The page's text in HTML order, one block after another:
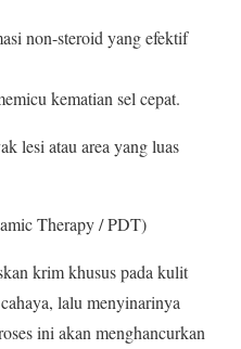
non-steroid yang efektif
kematian sel cepat.
lesi atau area yang luas
Therapy / PDT)
krim khusus pada kulit
lalu menyinarinya
ini akan menghancurkan